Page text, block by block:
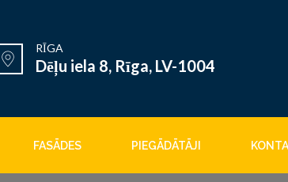
RĪGA
Dēļu iela 8, Rīga, LV-1004
FASĀDES PIEGĀDĀTĀJI